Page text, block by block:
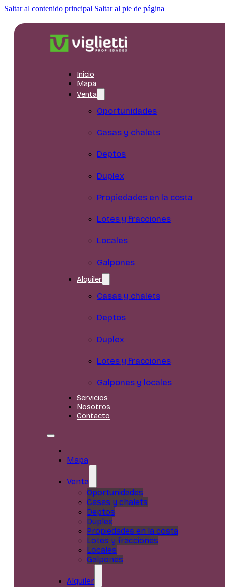
Saltar al contenido principal Saltar al pie de página
Inicio
Mapa
Venta
Oportunidades
Casas y chalets
Deptos
Duplex
Propiedades en la costa
Lotes y fracciones
Locales
Galpones
Alquiler
Casas y chalets
Deptos
Duplex
Lotes y fracciones
Galpones y locales
Servicios
Nosotros
Contacto
Mapa
Venta
Oportunidades
Casas y chalets
Deptos
Duplex
Propiedades en la costa
Lotes y fracciones
Locales
Galpones
Alquiler